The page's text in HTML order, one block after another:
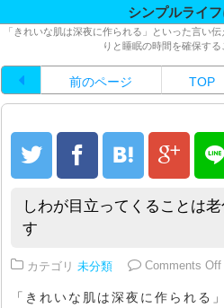
シンプルライ
「きれいな肌は深夜に作られる」といった言い
りと睡眠の時間を確保す
前のページ TOP
しわが目立ってくることは
す
カテゴリ 未分類 Comments Off
「きれいな肌は深夜に作られる